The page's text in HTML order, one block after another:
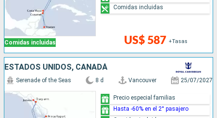
Comidas incluidas US$ 587 +Tasas
Comidas incluidas
ESTADOS UNIDOS, CANADÁ
Serenade of the Seas 8 d Vancouver 25/07/2027
Precio especial familias
Hasta -60% en el 2° pasajero